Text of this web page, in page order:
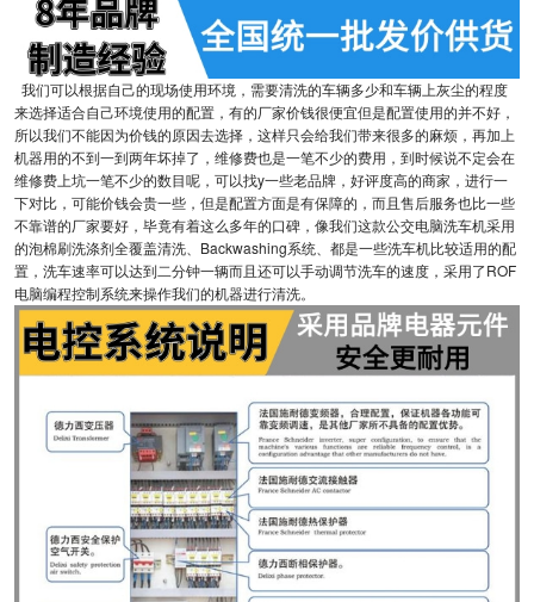
我们可以根据自己的现场使用环境，需要清洗的车辆多少和车辆上灰尘的程度
来选择适合自己环境使用的配置，有的厂家价钱很便宜但是配置使用的并不好，
所以我们不能因为价钱的原因去选择，这样只会给我们带来很多的麻烦，再加上
机器用的不到一到两年坏掉了，维修费也是一笔不少的费用，到时候说不定会在
维修费上坑一笔不少的数目呢，可以找y一些老品牌，好评度高的商家，进行一
下对比，可能价钱会贵一些，但是配置方面是有保障的，而且售后服务也比一些
不靠谱的厂家要好，毕竟有着这么多年的口碑，像我们这款公交电脑洗车机采用
的泡棉刷洗涤剂全覆盖清洗、Backwashing系统、都是一些洗车机比较适用的配
置，洗车速率可以达到二分钟一辆而且还可以手动调节洗车的速度，采用了ROF
电脑编程控制系统来操作我们的机器进行清洗。